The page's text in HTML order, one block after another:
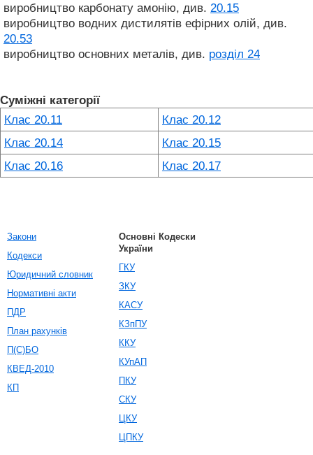
виробництво карбонату амонію, див. 20.15
виробництво водних дистилятів ефірних олій, див.
20.53
виробництво основних металів, див. розділ 24
Суміжні категорії
Клас 20.11
Клас 20.12
Клас 20.14
Клас 20.15
Клас 20.16
Клас 20.17
Закони
Кодекси
Юридичний словник
Нормативні акти
ПДР
План рахунків
П(С)БО
КВЕД-2010
КП
Основні Кодески
України
ГКУ
ЗКУ
КАСУ
КЗпПУ
ККУ
КУпАП
ПКУ
СКУ
ЦКУ
ЦПКУ